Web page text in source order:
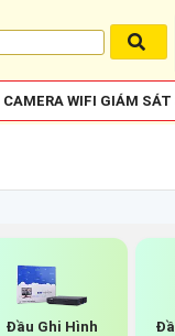
CAMERA WIFI GIÁM SÁT
Đầu Ghi Hình